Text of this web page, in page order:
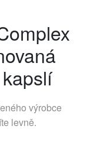
výrobce
levně.